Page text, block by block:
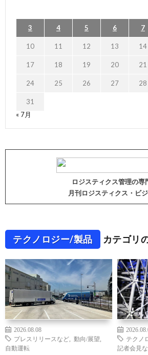
3 4 5 6 7
10 11 12 13 14
17 18 19 20 21
24 25 26 27 28
31
« 7月
ロジスティクス管理の専
月刊ロジスティクス・ビ
テクノロジー/製品 カテゴリ
2026.08.08
プレスリリースなど
動向/展望
自動運転
テクノ
記者会見